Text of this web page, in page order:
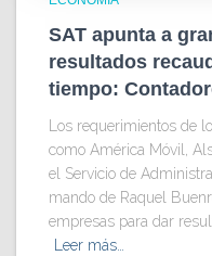
SAT apunta a
resultados
tiempo:
Los requerimientos de
como América Móvil,
el Servicio de
mando de Raquel
empresas para dar
Leer más…